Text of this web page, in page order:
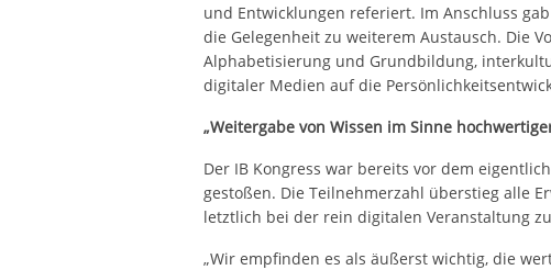
und Entwicklungen referiert. Im Anschluss
die Gelegenheit zu weiterem Austausch. Die
Alphabetisierung und Grundbildung,
digitaler Medien auf die
„Weitergabe von Wissen im Sinne
Der IB Kongress war bereits vor dem
gestoßen. Die Teilnehmerzahl überstieg alle
letztlich bei der rein digitalen Veranstaltung
„Wir empfinden es als äußerst wichtig, die